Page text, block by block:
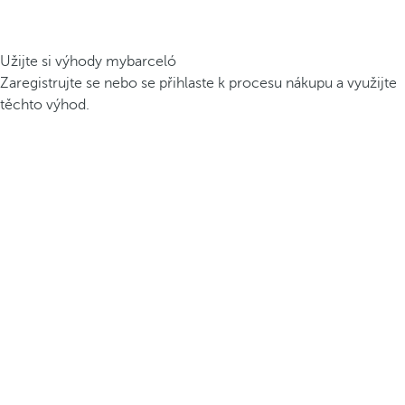
Užijte si výhody mybarceló
Zaregistrujte se nebo se přihlaste k procesu nákupu a využijte
těchto výhod.